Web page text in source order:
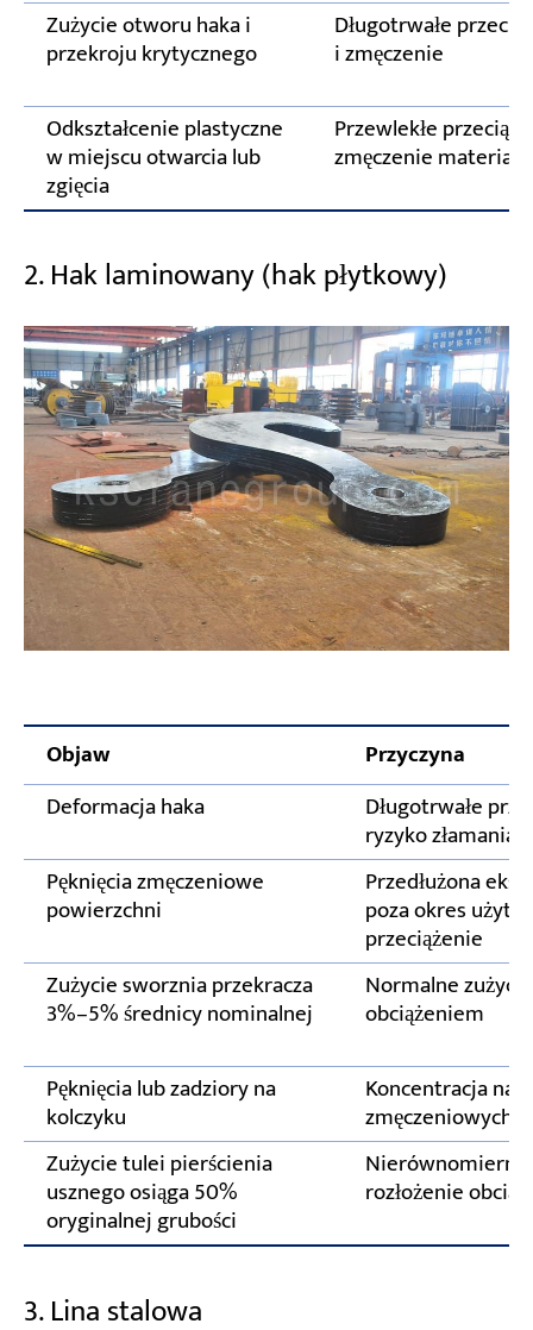
Zużycie otworu haka i
przekroju krytycznego
Długotrwałe
i zmęczenie
Odkształcenie plastyczne
w miejscu otwarcia lub
zgięcia
Przewlekłe
zmęczenie materiału
2. Hak laminowany (hak płytkowy)
Objaw
Przyczyna
Deformacja haka
Długotrwałe
ryzyko złamania
Pęknięcia zmęczeniowe
powierzchni
Przedłużona
poza okres
przeciążenie
Zużycie sworznia przekracza
3%–5% średnicy nominalnej
Normalne
obciążeniem
Pęknięcia lub zadziory na
kolczyku
Koncentracja
zmęczeniowych
Zużycie tulei pierścienia
usznego osiąga 50%
oryginalnej grubości
Nierównomierne
rozłożenie
3. Lina stalowa